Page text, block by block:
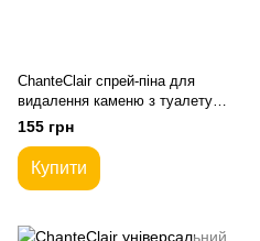
ChanteClair спрей-піна для
видалення каменю з туалету
625мл.
155 грн
Купити